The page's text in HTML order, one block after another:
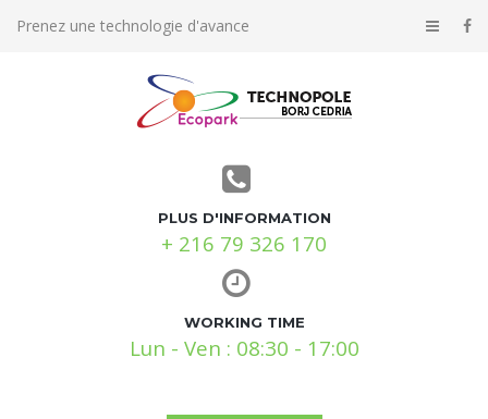
Prenez une technologie d'avance
PLUS D'INFORMATION
+ 216 79 326 170
WORKING TIME
Lun - Ven : 08:30 - 17:00